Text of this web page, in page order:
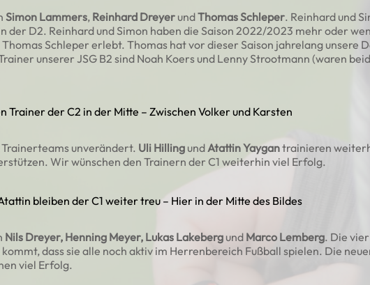
Simon Lammers, Reinhard Dreyer undThomas Schleper. Reinhard und
D2. Reinhard und Simon haben die Saison 2022/2023 mehr oder
Schleper erlebt. Thomas hat vor dieser Saison jahrelang
unserer JSG B2 sind Noah Koers und Lenny Strootmann (waren
Trainer der C2 in der Mitte – Zwischen Volker und Karsten
Trainerteams unverändert. Uli Hilling undAtattin Yaygantrainieren
Wir wünschen den Trainern der C1 weiterhin viel Erfolg.
bleiben der C1 weiter treu – Hier in der Mitte des Bildes
Nils Dreyer, Henning Meyer, Lukas Lakeberg und Marco Lemberg. Die
dass sie alle noch aktiv im Herrenbereich Fußball spielen. Die
viel Erfolg.